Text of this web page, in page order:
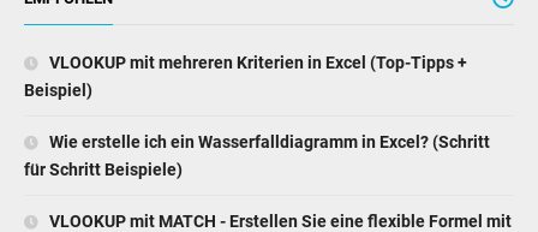
VLOOKUP mit mehreren Kriterien in Excel (Top-Tipps +
Beispiel)
Wie erstelle ich ein Wasserfalldiagramm in Excel? (Schritt
für Schritt Beispiele)
VLOOKUP mit MATCH - Erstellen Sie eine flexible Formel mit